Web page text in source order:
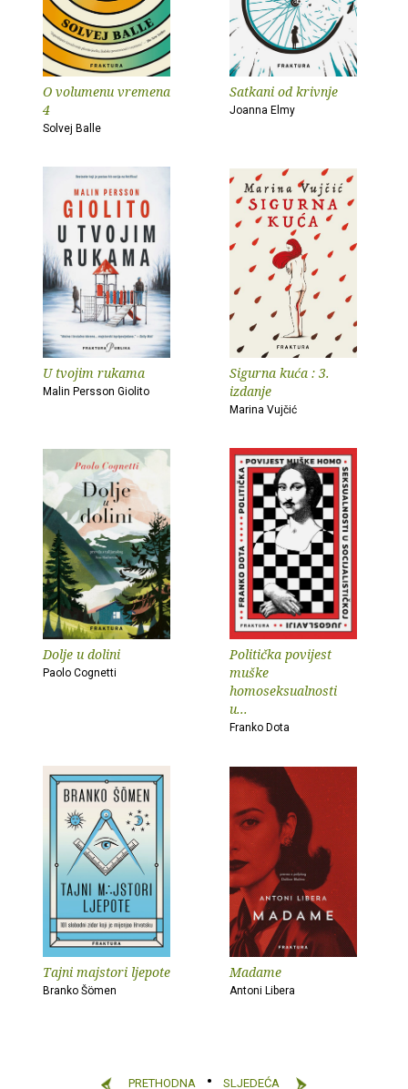
O volumenu vremena
4
Solvej Balle
Satkani od krivnje
Joanna Elmy
U tvojim rukama
Malin Persson Giolito
Sigurna kuća : 3.
izdanje
Marina Vujčić
Dolje u dolini
Paolo Cognetti
Politička povijest
muške
homoseksualnosti
u...
Franko Dota
Tajni majstori ljepote
Branko Šömen
Madame
Antoni Libera
PRETHODNA SLJEDEĆA